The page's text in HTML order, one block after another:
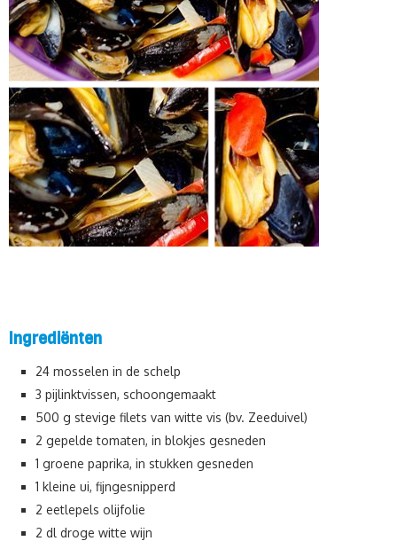
Ingrediënten
24 mosselen in de schelp
3 pijlinktvissen, schoongemaakt
500 g stevige filets van witte vis (bv. Zeeduivel)
2 gepelde tomaten, in blokjes gesneden
1 groene paprika, in stukken gesneden
1 kleine ui, fijngesnipperd
2 eetlepels olijfolie
2 dl droge witte wijn